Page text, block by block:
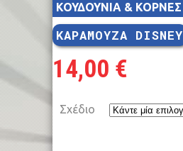
ΚΟΥΔΟΥΝΙΑ & ΚΟΡΝΕΣ
ΚΑΡΑΜΟΥΖΑ DISNEY
14,00 €
Σχέδιο